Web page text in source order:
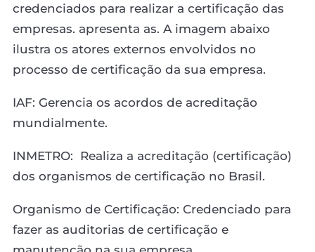
credenciados para realizar a certificação das
empresas. apresenta as. A imagem abaixo
ilustra os atores externos envolvidos no
processo de certificação da sua empresa.
IAF: Gerencia os acordos de acreditação
mundialmente.
INMETRO: Realiza a acreditação (certificação)
dos organismos de certificação no Brasil.
Organismo de Certificação: Credenciado para
fazer as auditorias de certificação e